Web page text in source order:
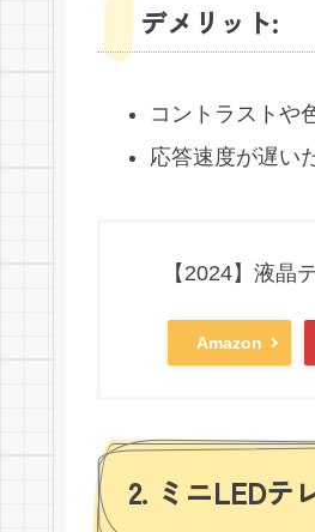
デメリット:
コントラストや
応答速度が遅い
【2024】液晶
Amazon
2. ミニLEDテ